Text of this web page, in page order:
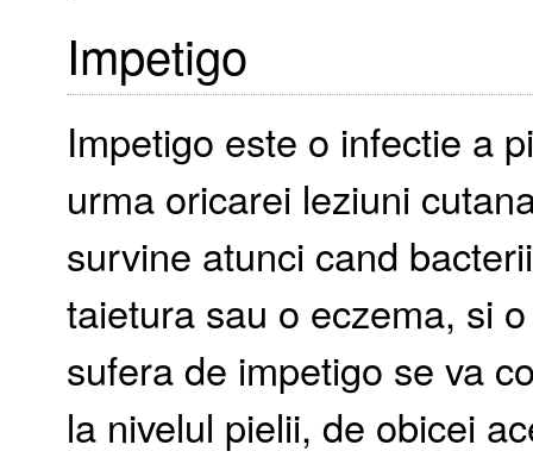
Impetigo
Impetigo este o infectie a
urma oricarei leziuni
survine atunci cand
taietura sau o eczema, si
sufera de impetigo se va
la nivelul pielii, de obicei